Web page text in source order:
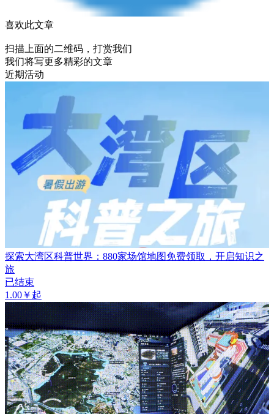
喜欢此文章
扫描上面的二维码，打赏我们
我们将写更多精彩的文章
近期活动
探索大湾区科普世界：880家场馆地图免费领取，开启知识之
旅
已结束
1.00￥起